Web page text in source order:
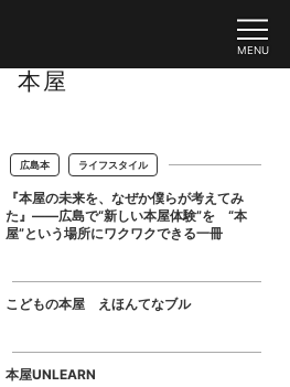
本屋
広島本 ライフスタイル
『本屋の未来を、なぜか僕らが考えてみ
た』——広島で“新しい本屋体験”を “本
屋”という場所にワクワクできる一冊
こどもの本屋 えほんてなブル
本屋UNLEARN